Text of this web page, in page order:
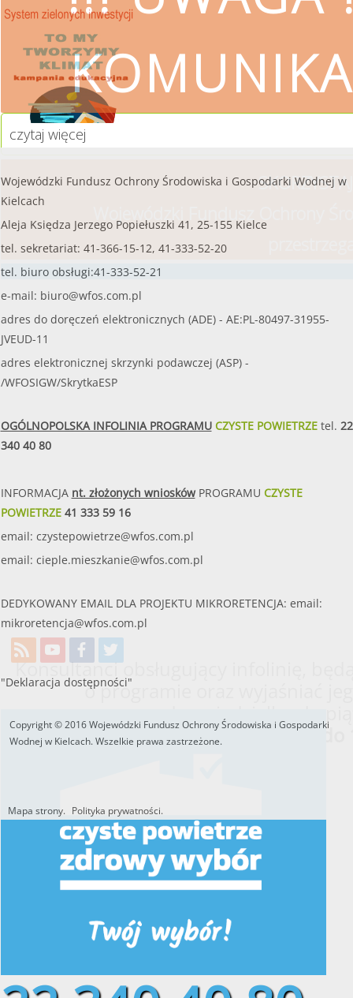
czytaj więcej
Konsultanci obsługujący infolinię,
o programie oraz wyjaśniać
od poniedziałku do
w godzinachod 8:00 do
czytaj więcej...
Wojewódzki Fundusz Ochrony Środowiska i Gospodarki Wodnej w
Kielcach
Aleja Księdza Jerzego Popiełuszki 41, 25-155 Kielce
tel. sekretariat: 41-366-15-12, 41-333-52-20
tel. biuro obsługi:41-333-52-21
e-mail: biuro@wfos.com.pl
adres do doręczeń elektronicznych (ADE) - AE:PL-80497-31955-
JVEUD-11
adres elektronicznej skrzynki podawczej (ASP) -
/WFOSIGW/SkrytkaESP
OGÓLNOPOLSKA INFOLINIA PROGRAMUCZYSTE POWIETRZEtel. 22
340 40 80
INFORMACJA nt. złożonych wnioskówPROGRAMU CZYSTE
POWIETRZE41 333 59 16
email: czystepowietrze@wfos.com.pl
email: cieple.mieszkanie@wfos.com.pl
DEDYKOWANY EMAIL DLA PROJEKTU MIKRORETENCJA: email:
mikroretencja@wfos.com.pl
"Deklaracja dostępności"
Copyright © 2016 Wojewódzki Fundusz Ochrony Środowiska i Gospodarki
Wodnej w Kielcach. Wszelkie prawa zastrzeżone.
Mapa strony. Polityka prywatności.
Utworzono przez W.S.ds.IT M & P